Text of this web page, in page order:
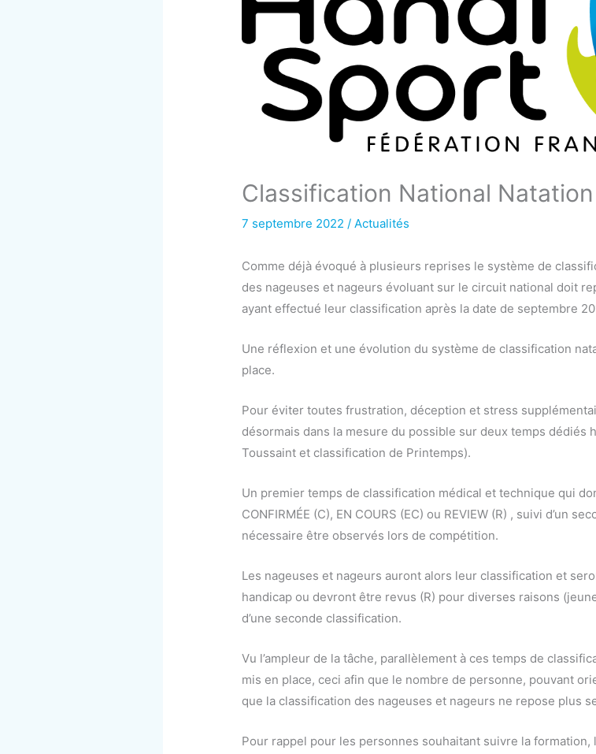
Classification National
7 septembre 2022/Actualités
Comme déjà évoqué à plusieurs reprises le système de
des nageuses et nageurs évoluant sur le circuit national doit
ayant effectué leur classification après la date de septembre
Une réflexion et une évolution du système de classification
place.
Pour éviter toutes frustration, déception et stress
désormais dans la mesure du possible sur deux temps dédiés
Toussaint et classification de Printemps).
Un premier temps de classification médical et technique qui
CONFIRMÉE (C), EN COURS (EC) ou REVIEW (R) , suivi d’un
nécessaire être observés lors de compétition.
Les nageuses et nageurs auront alors leur classification et
handicap ou devront être revus (R) pour diverses raisons
d’une seconde classification.
Vu l’ampleur de la tâche, parallèlement à ces temps de
mis en place, ceci afin que le nombre de personne, pouvant
que la classification des nageuses et nageurs ne repose plus
Pour rappel pour les personnes souhaitant suivre la formation,